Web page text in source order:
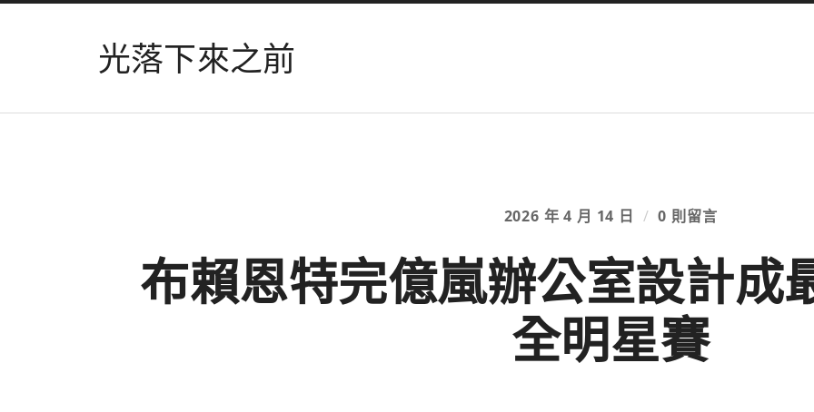
光落下來之前
2026 年 4 月 14 日 / 0 則留言
布賴恩特完億嵐辦公室設計成
全明星賽